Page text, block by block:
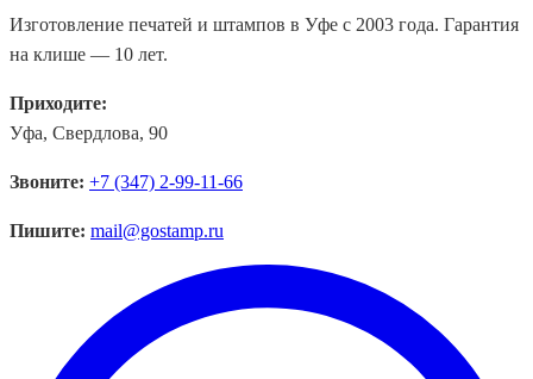
Изготовление печатей и штампов в Уфе с 2003 года. Гарантия
на клише — 10 лет.
Приходите:
Уфа, Свердлова, 90
Звоните: +7 (347) 2-99-11-66
Пишите: mail@gostamp.ru